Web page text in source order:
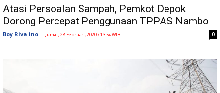
Atasi Persoalan Sampah, Pemkot Depok
Dorong Percepat Penggunaan TPPAS Nambo
Boy Rivalino - Jumat, 28 Februari, 2020 / 13:54 WIB 0